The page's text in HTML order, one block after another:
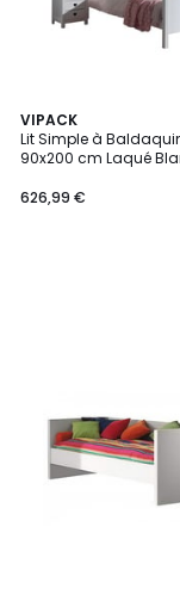
VIPACK
Lit Simple à
90x200 cm Laqué
626,99 €